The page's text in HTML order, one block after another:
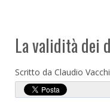
La validità dei
Scritto da Claudio Vacchi